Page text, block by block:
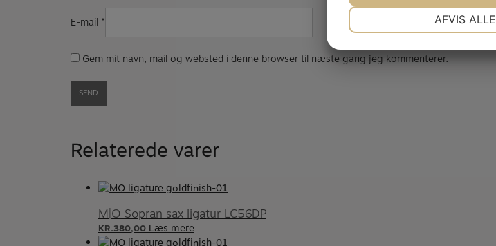
E-mail *
Gem mit navn, mail og websted i denne browser til næste gang jeg kommenterer.
Relaterede varer
M|O Sopran sax ligatur LC56DP
KR.380,00 Læs mere
MARKETING
AFVIS ALLE